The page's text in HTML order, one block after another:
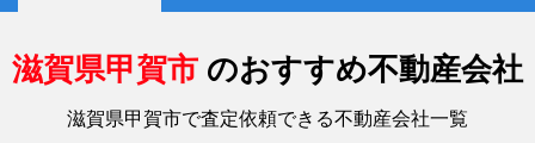
滋賀県甲賀市 のおすすめ不動産会社
滋賀県甲賀市で査定依頼できる不動産会社一覧